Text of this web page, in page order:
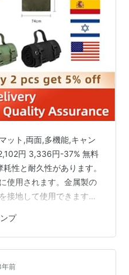
ット,両面,多機能,キャン
円 3,336円-37% 無料
性と耐久性があります。
使用されます。金属製の
接地して使用できます。
た屋外での使用に適して
ティングマット、フロア
。商品名: 撮影マット素
久性、多機能、防水性、
プ
年前